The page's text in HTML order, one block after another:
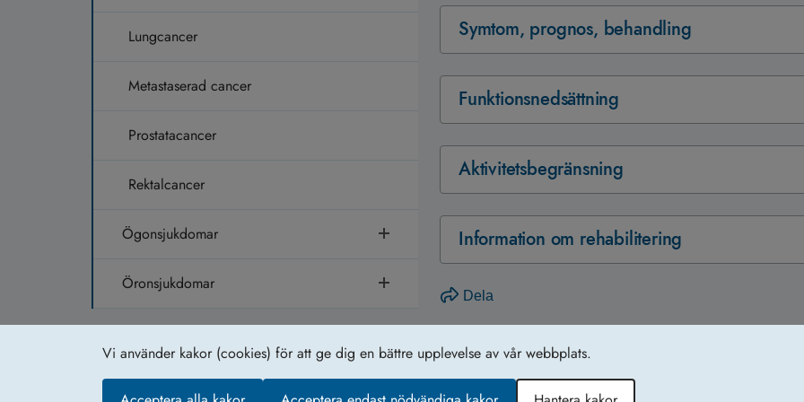
Vi använder kakor (cookies) för att ge dig en bättre upplevelse av vår webbplats.
Lungcancer
Metastaserad cancer
Prostatacancer
Rektalcancer
Ögonsjukdomar
Öronsjukdomar
Symtom, prognos, behandling
Funktionsnedsättning
Aktivitetsbegränsning
Information om rehabilitering
Dela
Om webb­plat­sen Tillgänglighetsredogörelse